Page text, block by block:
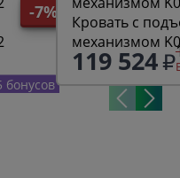
-7%
бонусов
Кровать с
механизмом
119 524